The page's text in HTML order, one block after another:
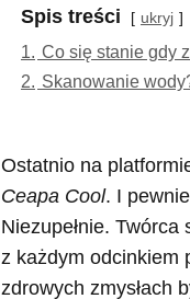
Spis treści ukryj
1. Co się stanie gdy
2. Skanowanie
Ostatnio na
Ceapa Cool. I
Niezupełnie.
z każdym odcinkiem
zdrowych zmysłach